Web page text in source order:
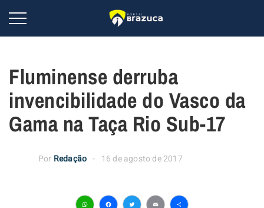
Fluminense derruba
invencibilidade do Vasco da
Gama na Taça Rio Sub-17
Por Redação 16 de agosto de 2017